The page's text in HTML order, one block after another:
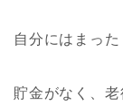
自分にはまっ
貯金がなく、